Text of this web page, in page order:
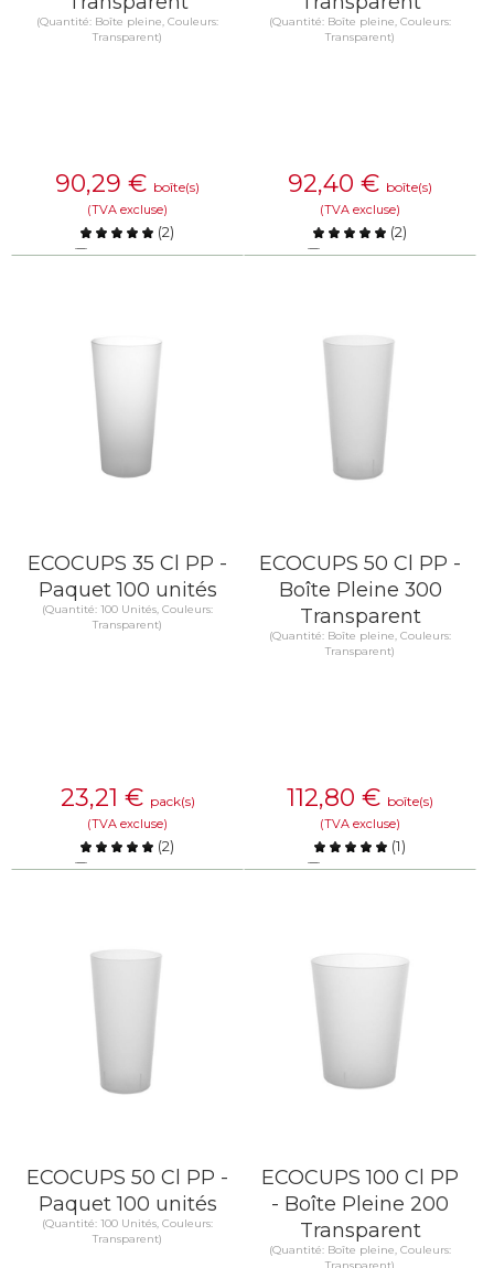
(Quantité: Boîte pleine, Couleurs:
Transparent)
90,29 € boîte(s)
(TVA excluse)
(2)
Comparer
(Quantité: Boîte pleine, Couleurs:
Transparent)
92,40 € boîte(s)
(TVA excluse)
(2)
Comparer
ECOCUPS 35 Cl PP -
Paquet 100 unités
(Quantité: 100 Unités, Couleurs:
Transparent)
23,21 € pack(s)
(TVA excluse)
(2)
Comparer
ECOCUPS 50 Cl PP -
Boîte Pleine 300
Transparent
(Quantité: Boîte pleine, Couleurs:
Transparent)
112,80 € boîte(s)
(TVA excluse)
(1)
Comparer
ECOCUPS 50 Cl PP -
Paquet 100 unités
(Quantité: 100 Unités, Couleurs:
Transparent)
ECOCUPS 100 Cl PP
- Boîte Pleine 200
Transparent
(Quantité: Boîte pleine, Couleurs: